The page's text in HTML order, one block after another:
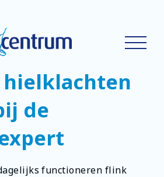
de
functioneren flink